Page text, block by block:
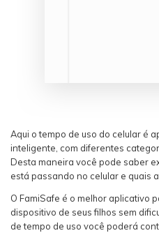
Aqui o tempo de uso do celular é
inteligente, com diferentes
Desta maneira você pode saber
está passando no celular e quais
O FamiSafe é o melhor aplicativo
dispositivo de seus filhos sem
de tempo de uso você poderá